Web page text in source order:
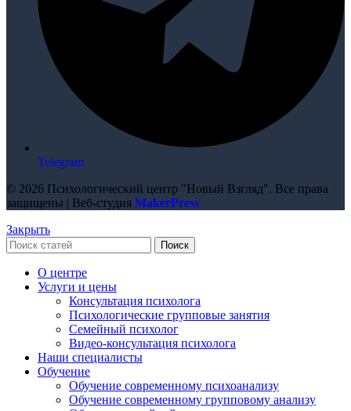
Telegram
© 2026 Психологический центр "Новый Взгляд". Все права
защищены | Веб-студия MakerPress
Закрыть
Поиск
О центре
Услуги и цены
Консультация психолога
Психологические групповые занятия
Семейный психолог
Видео-консультация психолога
Наши специалисты
Обучение
Обучение современному психоанализу
Обучение современному групповому анализу